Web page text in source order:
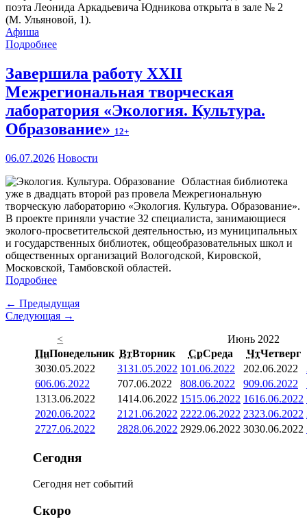
поэта Леонида Аркадьевича Юдникова открыта в зале № 2
(М. Ульяновой, 1).
Афиша
Подробнее
Завершила работу XXII
Межрегиональная творческая
лаборатория «Экология. Культура.
Образование» 12+
06.07.2026 Новости
Областная библиотека
уже в двадцать второй раз провела Межрегиональную
творческую лабораторию «Экология. Культура. Образование».
В проекте приняли участие 32 специалиста, занимающиеся
эколого-просветительской деятельностью, из муниципальных
и государственных библиотек, общеобразовательных школ и
общественных организаций Вологодской, Кировской,
Московской, Тамбовской областей.
Подробнее
← Предыдущая
Следующая →
<
Июнь 2022
ПнПонедельник ВтВторник СрСреда ЧтЧетверг
3030.05.2022 3131.05.2022 101.06.2022 202.06.2022
606.06.2022 707.06.2022 808.06.2022 909.06.2022
1313.06.2022 1414.06.2022 1515.06.2022 1616.06.2022
2020.06.2022 21 21.06.2022 2222.06.2022 2323.06.2022
2727.06.2022 2828.06.2022 2929.06.2022 3030.06.2022
Сегодня
Сегодня нет событий
Скоро